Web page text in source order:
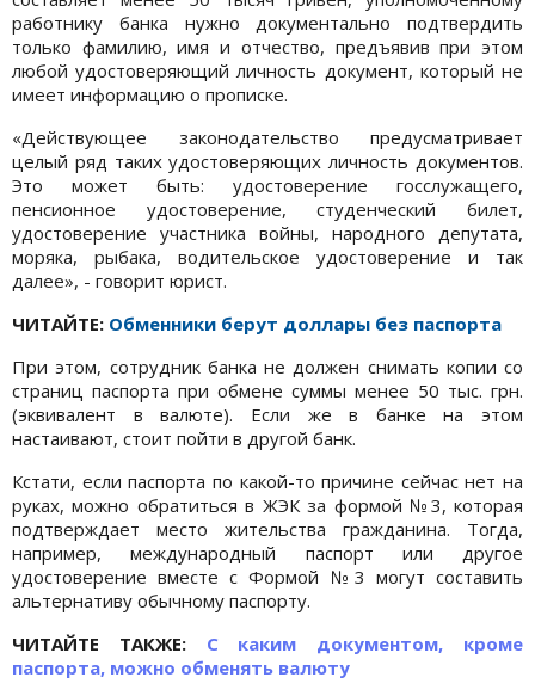
работнику банка нужно документально подтвердить
только фамилию, имя и отчество, предъявив при этом
любой удостоверяющий личность документ, который не
имеет информацию о прописке.
«Действующее законодательство предусматривает
целый ряд таких удостоверяющих личность документов.
Это может быть: удостоверение госслужащего,
пенсионное удостоверение, студенческий билет,
удостоверение участника войны, народного депутата,
моряка, рыбака, водительское удостоверение и так
далее», - говорит юрист.
ЧИТАЙТЕ: Обменники берут доллары без паспорта
При этом, сотрудник банка не должен снимать копии со
страниц паспорта при обмене суммы менее 50 тыс. грн.
(эквивалент в валюте). Если же в банке на этом
настаивают, стоит пойти в другой банк.
Кстати, если паспорта по какой-то причине сейчас нет на
руках, можно обратиться в ЖЭК за формой №3, которая
подтверждает место жительства гражданина. Тогда,
например, международный паспорт или другое
удостоверение вместе с Формой №3 могут составить
альтернативу обычному паспорту.
ЧИТАЙТЕ ТАКЖЕ: С каким документом, кроме
паспорта, можно обменять валюту